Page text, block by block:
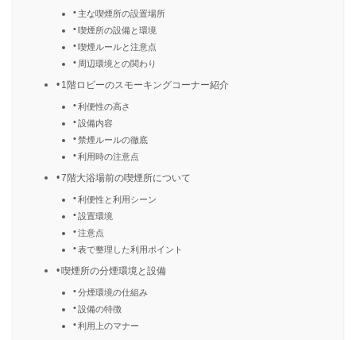
主な喫煙所の設置場所
喫煙所の設備と環境
喫煙ルールと注意点
周辺環境との関わり
1階ロビーのスモーキングコーナー紹介
利便性の高さ
設備内容
禁煙ルールの徹底
利用時の注意点
7階大浴場前の喫煙所について
利便性と利用シーン
設置環境
注意点
表で整理した利用ポイント
喫煙所の分煙環境と設備
分煙環境の仕組み
設備の特徴
利用上のマナー